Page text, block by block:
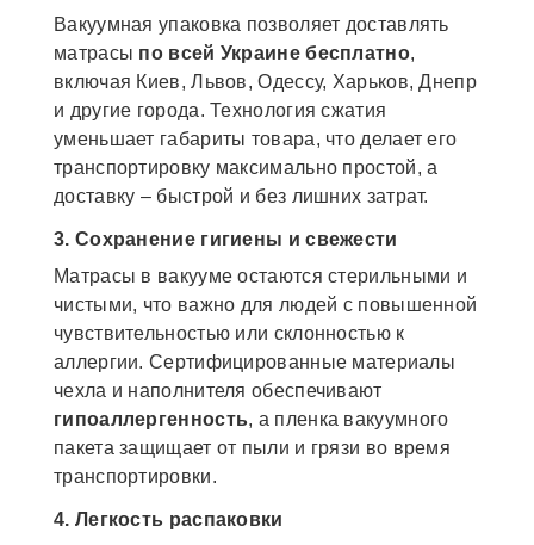
Вакуумная упаковка позволяет доставлять
матрасы по всей Украине бесплатно,
включая Киев, Львов, Одессу, Харьков, Днепр
и другие города. Технология сжатия
уменьшает габариты товара, что делает его
транспортировку максимально простой, а
доставку – быстрой и без лишних затрат.
3. Сохранение гигиены и свежести
Матрасы в вакууме остаются стерильными и
чистыми, что важно для людей с повышенной
чувствительностью или склонностью к
аллергии. Сертифицированные материалы
чехла и наполнителя обеспечивают
гипоаллергенность, а пленка вакуумного
пакета защищает от пыли и грязи во время
транспортировки.
4. Легкость распаковки